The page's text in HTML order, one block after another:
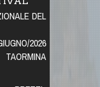
DEL
2026